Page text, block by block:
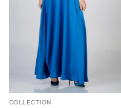
COLLECTION